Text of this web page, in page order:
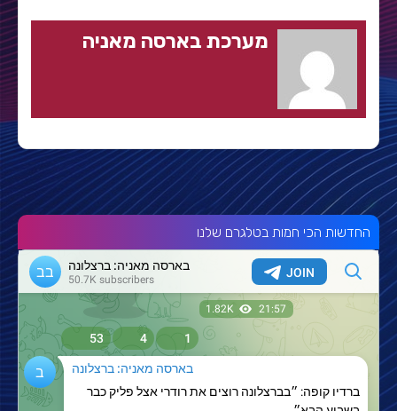
מערכת בארסה מאניה
החדשות הכי חמות בטלגרם שלנו